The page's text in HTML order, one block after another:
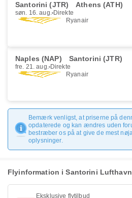
Santorini (JTR) Athens (ATH)
søn. 16. aug. Direkte
Ryanair
Naples (NAP) Santorini (JTR)
fre. 21. aug. Direkte
Ryanair
Bemærk venligst, at priserne på
opdaterede og kan ændres uden
bestræber os på at give de mest
oplysninger.
Flyinformation i Santorini
Eksklusive flytilbud